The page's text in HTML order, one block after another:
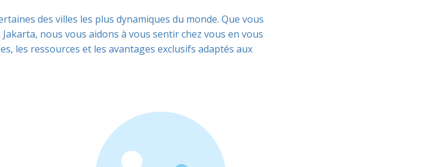
des villes les plus dynamiques du monde. Que vous
nous vous aidons à vous sentir chez vous en vous
les ressources et les avantages exclusifs adaptés aux